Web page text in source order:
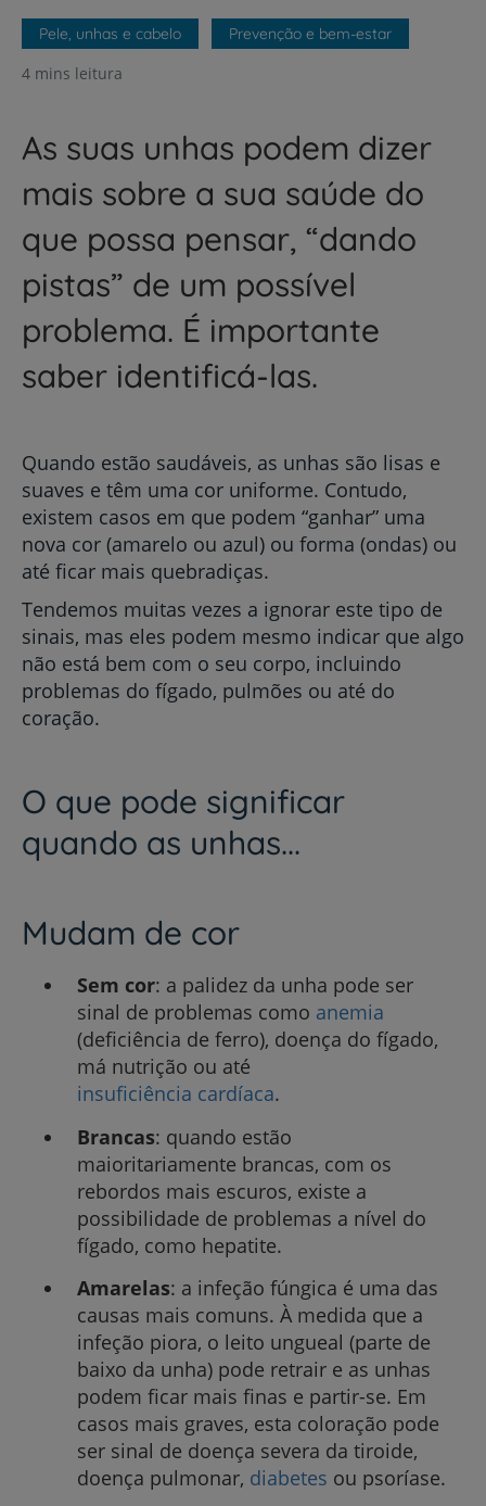
Pele, unhas e cabelo Prevenção e bem-estar
4 mins leitura
As suas unhas podem dizer
mais sobre a sua saúde do
que possa pensar, “dando
pistas” de um possível
problema. É importante
saber identificá-las.
Quando estão saudáveis, as unhas são lisas e
suaves e têm uma cor uniforme. Contudo,
existem casos em que podem “ganhar” uma
nova cor (amarelo ou azul) ou forma (ondas) ou
até ficar mais quebradiças.
Tendemos muitas vezes a ignorar este tipo de
sinais, mas eles podem mesmo indicar que algo
não está bem com o seu corpo, incluindo
problemas do fígado, pulmões ou até do
coração.
O que pode significar
quando as unhas...
Mudam de cor
Sem cor: a palidez da unha pode ser
sinal de problemas como anemia
(deficiência de ferro), doença do fígado,
má nutrição ou até
insuficiência cardíaca.
Brancas: quando estão
maioritariamente brancas, com os
rebordos mais escuros, existe a
possibilidade de problemas a nível do
fígado, como hepatite.
Amarelas: a infeção fúngica é uma das
causas mais comuns. À medida que a
infeção piora, o leito ungueal (parte de
baixo da unha) pode retrair e as unhas
podem ficar mais finas e partir-se. Em
casos mais graves, esta coloração pode
ser sinal de doença severa da tiroide,
doença pulmonar, diabetes ou psoríase.